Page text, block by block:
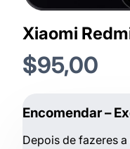
Xiaomi
$95,00
Encomendar –
Depois de fazeres